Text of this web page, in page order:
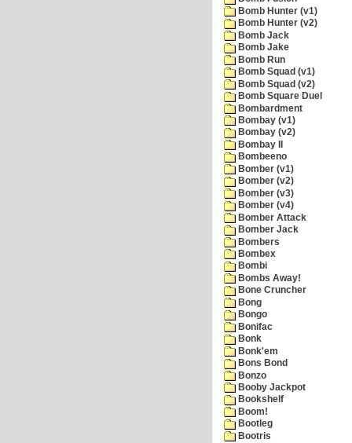
Bomb Hunter (v1)
Bomb Hunter (v2)
Bomb Jack
Bomb Jake
Bomb Run
Bomb Squad (v1)
Bomb Squad (v2)
Bomb Square Duel
Bombardment
Bombay (v1)
Bombay (v2)
Bombay II
Bombeeno
Bomber (v1)
Bomber (v2)
Bomber (v3)
Bomber (v4)
Bomber Attack
Bomber Jack
Bombers
Bombex
Bombi
Bombs Away!
Bone Cruncher
Bong
Bongo
Bonifac
Bonk
Bonk'em
Bons Bond
Bonzo
Booby Jackpot
Bookshelf
Boom!
Bootleg
Bootris